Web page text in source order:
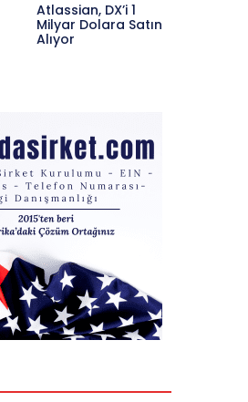
Atlassian, DX’i 1
Milyar Dolara Satın
Alıyor